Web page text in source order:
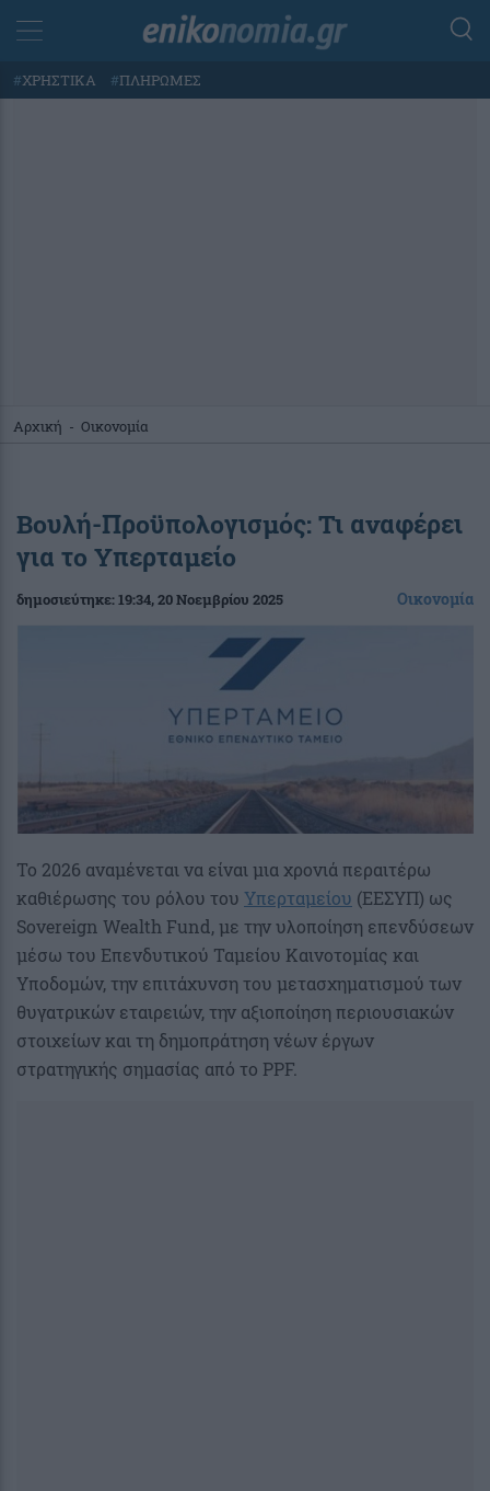
#ΧΡΗΣΤΙΚΑ #ΠΛΗΡΩΜΕΣ
Αρχική - Οικονομία
Βουλή-Προϋπολογισμός: Τι αναφέρει
για το Υπερταμείο
δημοσιεύτηκε:19:34, 20 Νοεμβρίου 2025 Οικονομία
Το 2026 αναμένεται να είναι μια χρονιά περαιτέρω
καθιέρωσης του ρόλου του Υπερταμείου (ΕΕΣΥΠ) ως
Sovereign Wealth Fund, με την υλοποίηση επενδύσεων
μέσω του Επενδυτικού Ταμείου Καινοτομίας και
Υποδομών, την επιτάχυνση του μετασχηματισμού των
θυγατρικών εταιρειών, την αξιοποίηση περιουσιακών
στοιχείων και τη δημοπράτηση νέων έργων
στρατηγικής σημασίας από το PPF.